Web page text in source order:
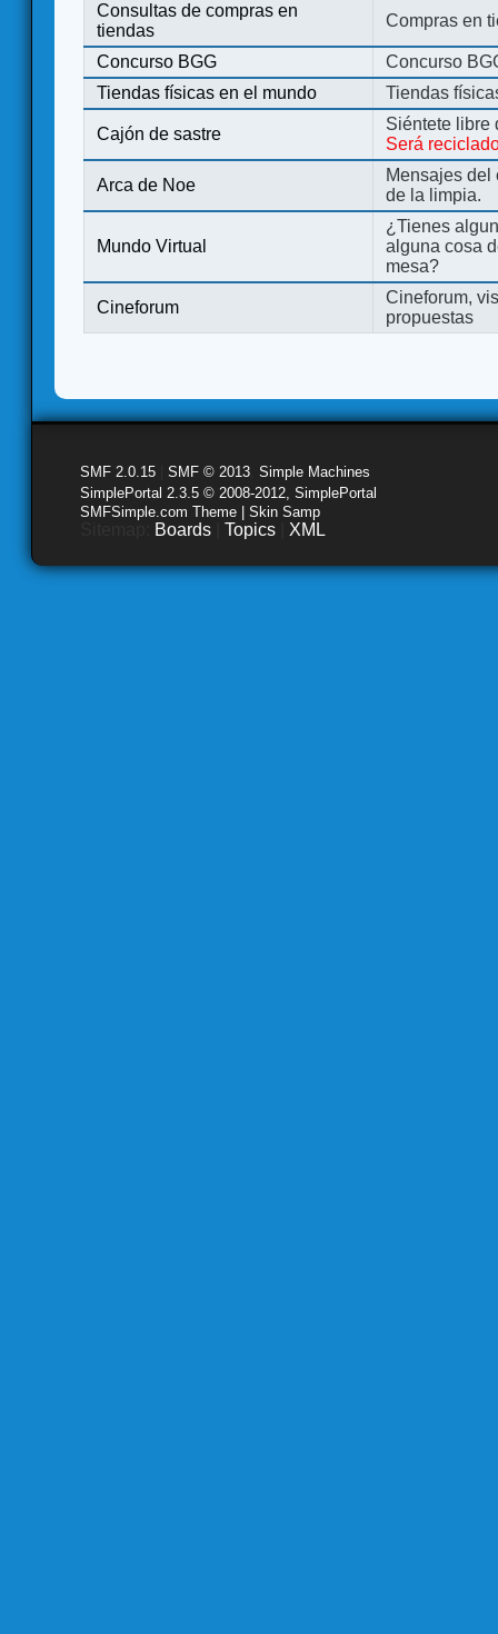
Consultas de compras en
tiendas
Compras en
Concurso BGG
Concurso
Tiendas físicas en el mundo
Tiendas
Cajón de sastre
Siéntete libre
Será
Arca de Noe
Mensajes del
de la limpia.
Mundo Virtual
¿Tienes
alguna cosa
mesa?
Cineforum
Cineforum,
propuestas
SMF 2.0.15 SMF © 2013 Simple Machines
SimplePortal 2.3.5 © 2008-2012, SimplePortal
SMFSimple.com Theme | Skin Samp
Boards Topics XML